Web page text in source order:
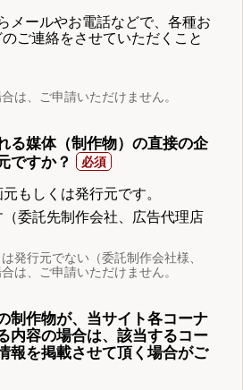
メールやお電話などで、各種お
ご連絡をさせていただくこと
は、ご申請いただけません。
る媒体（制作物）の直接の企
ですか？
もしくは発行元です。
委託先制作会社、広告代理店
発行元でない（委託制作会社様、
は、ご申請いただけません。
制作物が、当サイト各コーナ
内容の場合は、該当するコー
報を掲載させて頂く場合がご